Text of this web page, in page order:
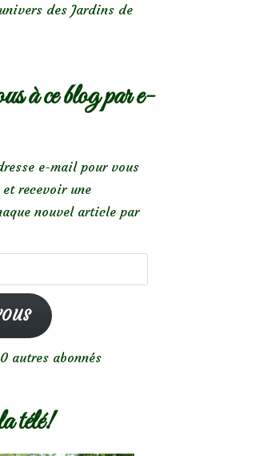
des Jardins de
à ce blog par e-
e-mail pour vous
recevoir une
nouvel article par
autres abonnés
télé!